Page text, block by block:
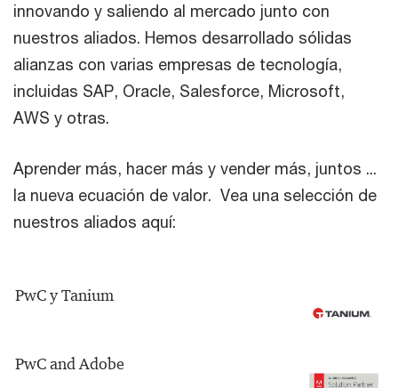
innovando y saliendo al mercado junto con
nuestros aliados. Hemos desarrollado sólidas
alianzas con varias empresas de tecnología,
incluidas SAP, Oracle, Salesforce, Microsoft,
AWS y otras.
Aprender más, hacer más y vender más, juntos ...
la nueva ecuación de valor. Vea una selección de
nuestros aliados aquí:
PwC y Tanium
PwC and Adobe